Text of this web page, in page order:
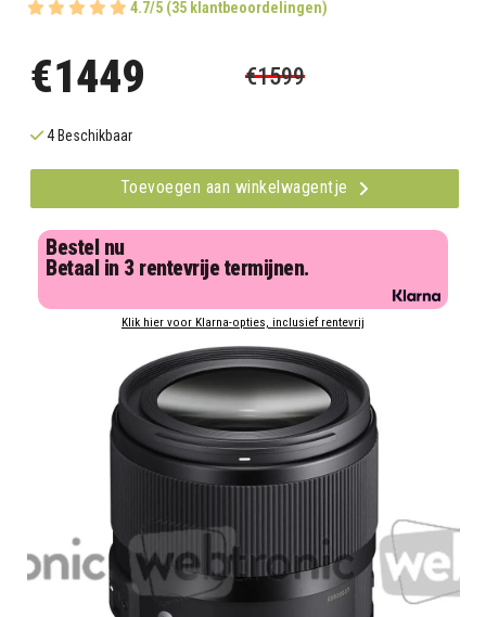
4.7/5 (35 klantbeoordelingen)
€1449 €1599
4 Beschikbaar
Toevoegen aan winkelwagentje
Bestel nu
Betaal in 3 rentevrije termijnen.
Klik hier voor Klarna-opties, inclusief rentevrij